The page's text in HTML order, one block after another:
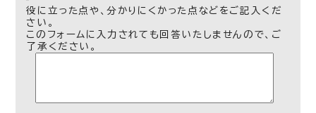
役に立った点や、分かりにくかった点などをご記入くだ
さい。
このフォームに入力されても回答いたしませんので、ご
了承ください。